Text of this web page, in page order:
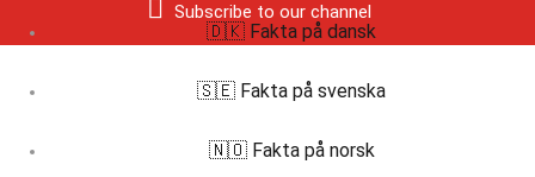
Subscribe to our channel
🇩🇰 Fakta på dansk
🇸🇪 Fakta på svenska
🇳🇴 Fakta på norsk